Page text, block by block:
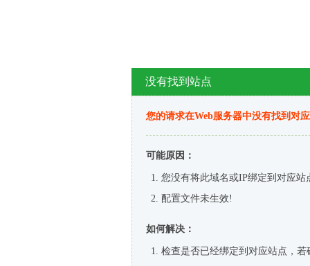
没有找到站点
您的请求在Web服务器中没有找到对
可能原因：
您没有将此域名或IP绑定到对应站
配置文件未生效!
如何解决：
检查是否已经绑定到对应站点，